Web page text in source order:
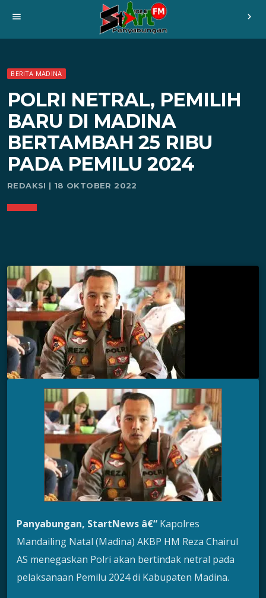
menu chevron_right
BERITA MADINA
POLRI NETRAL, PEMILIH
BARU DI MADINA
BERTAMBAH 25 RIBU
PADA PEMILU 2024
REDAKSI | 18 OKTOBER 2022
Panyabungan, StartNews â€“ Kapolres
Mandailing Natal (Madina) AKBP HM Reza Chairul
AS menegaskan Polri akan bertindak netral pada
pelaksanaan Pemilu 2024 di Kabupaten Madina.